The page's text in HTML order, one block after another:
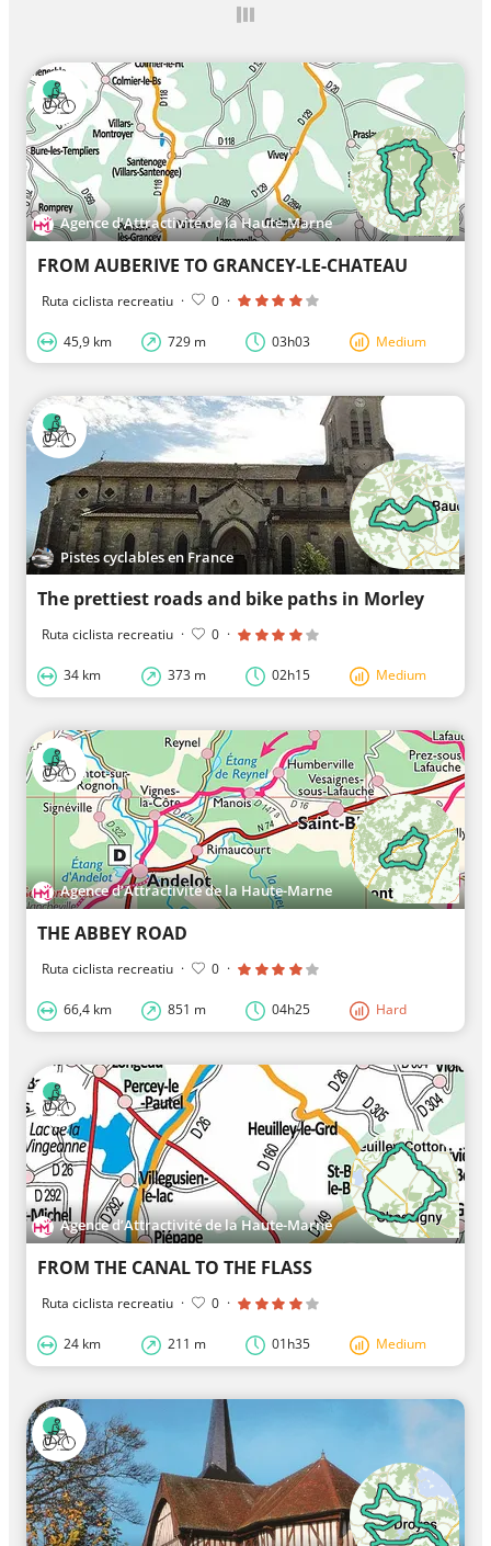
Agence d’Attractivité de la Haute-Marne
FROM AUBERIVE TO GRANCEY-LE-CHATEAU
Ruta ciclista recreatiu · 0 ·
45,9 km 729 m 03h03 Medium
Pistes cyclables en France
The prettiest roads and bike paths in Morley
Ruta ciclista recreatiu · 0 ·
34 km 373 m 02h15 Medium
Agence d’Attractivité de la Haute-Marne
THE ABBEY ROAD
Ruta ciclista recreatiu · 0 ·
66,4 km 851 m 04h25 Hard
Agence d’Attractivité de la Haute-Marne
FROM THE CANAL TO THE FLASS
Ruta ciclista recreatiu · 0 ·
24 km 211 m 01h35 Medium